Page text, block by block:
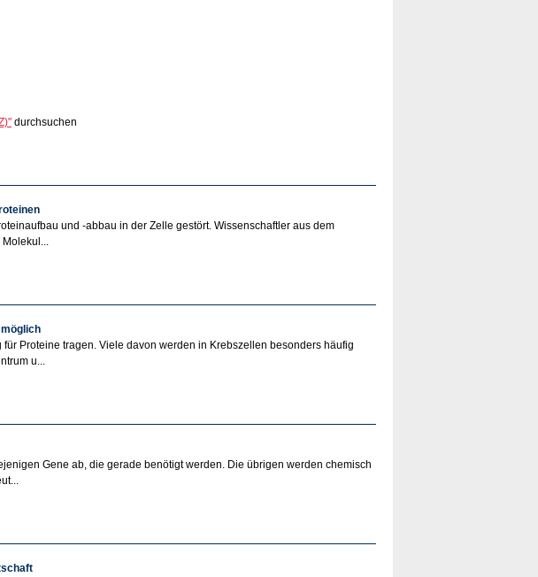
durchsuchen
und -abbau in der Zelle gestört. Wissenschaftler aus dem
Molekul...
Proteine tragen. Viele davon werden in Krebszellen besonders häufig
u...
Gene ab, die gerade benötigt werden. Die übrigen werden chemisch